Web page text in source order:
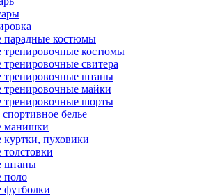
парадные костюмы
тренировочные костюмы
тренировочные свитера
тренировочные штаны
тренировочные майки
тренировочные шорты
спортивное белье
манишки
куртки, пуховики
толстовки
штаны
поло
футболки